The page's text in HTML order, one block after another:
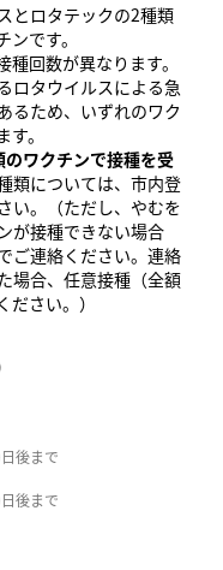
とロタテックの2種類
です。
回数が異なります。
ロタウイルスによる急
るため、いずれのワク
。
ワクチンで接種を受
類については、市内登
い。（ただし、やむを
が接種できない場合
ご連絡ください。連絡
場合、任意接種（全額
さい。）
後まで
後まで